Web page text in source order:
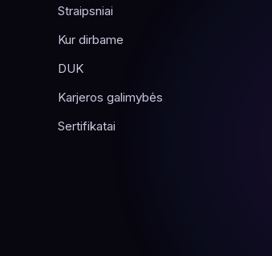
Straipsniai
Kur dirbame
DUK
Karjeros galimybės
Sertifikatai